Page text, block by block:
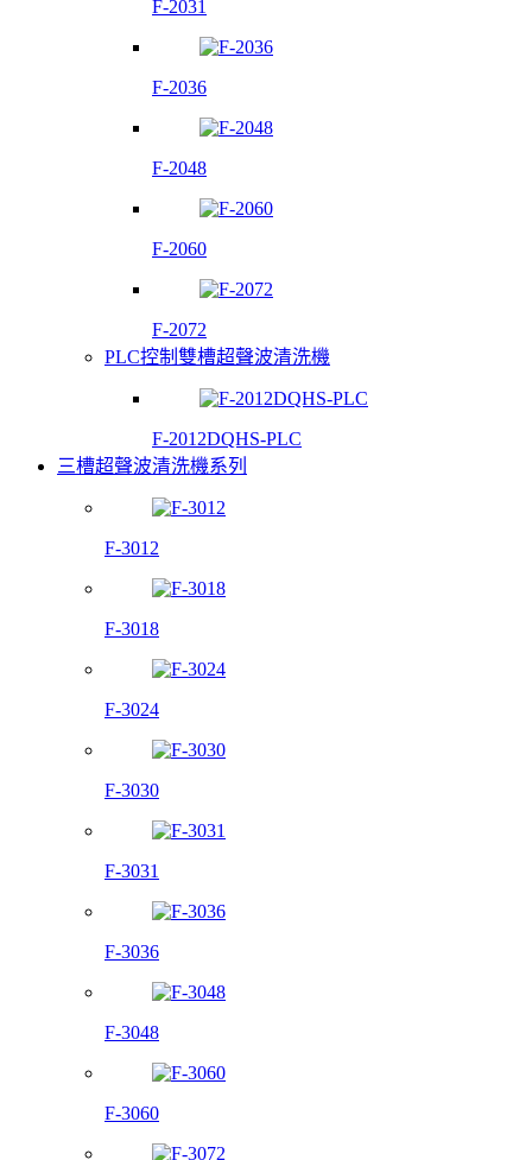
F-2031
F-2036
F-2048
F-2060
F-2072
PLC控制雙槽超聲波清洗機
F-2012DQHS-PLC
三槽超聲波清洗機系列
F-3012
F-3018
F-3024
F-3030
F-3031
F-3036
F-3048
F-3060